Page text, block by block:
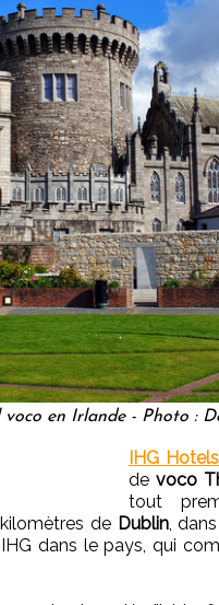
en Irlande - Photo :
IHG
devoco
tout
de Dublin,
dans le pays, qui